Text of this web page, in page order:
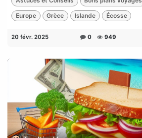
Europe Grèce Islande Écosse
20 févr. 2025 0 949